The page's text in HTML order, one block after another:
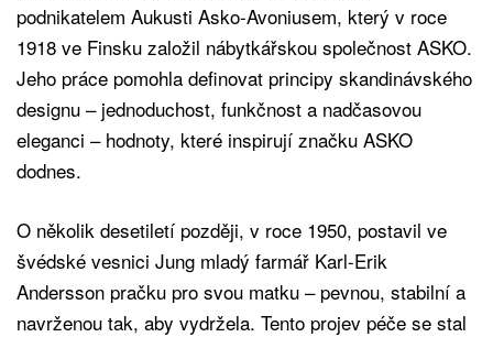
podnikatelem Aukusti Asko-Avoniusem, který v roce
1918 ve Finsku založil nábytkářskou společnost ASKO.
Jeho práce pomohla definovat principy skandinávského
designu – jednoduchost, funkčnost a nadčasovou
eleganci – hodnoty, které inspirují značku ASKO
dodnes.
O několik desetiletí později, v roce 1950, postavil ve
švédské vesnici Jung mladý farmář Karl-Erik
Andersson pračku pro svou matku – pevnou, stabilní a
navrženou tak, aby vydržela. Tento projev péče se stal